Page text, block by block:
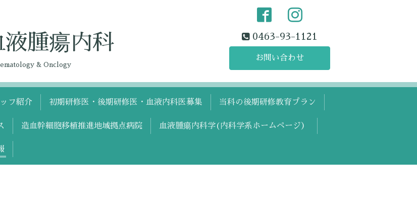
腫瘍内科
& Onclogy
0463-93-1121
お問い合わせ
フ紹介 初期研修医・後期研修医・血液内科医募集 当科の後期研修教育プラン
造血幹細胞移植推進地域拠点病院 血液腫瘍内科学(内科学系ホームページ）